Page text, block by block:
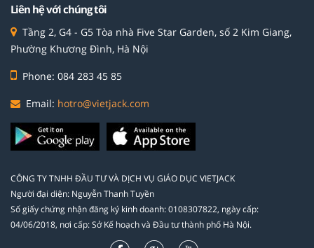
Liên hệ với chúng tôi
Tầng 2, G4 - G5 Tòa nhà Five Star Garden, số 2 Kim Giang,
Phường Khương Đình, Hà Nội
Phone: 084 283 45 85
Email: hotro@vietjack.com
CÔNG TY TNHH ĐẦU TƯ VÀ DỊCH VỤ GIÁO DỤC VIETJACK
Người đại diện: Nguyễn Thanh Tuyền
Số giấy chứng nhận đăng ký kinh doanh: 0108307822, ngày cấp:
04/06/2018, nơi cấp: Sở Kế hoạch và Đầu tư thành phố Hà Nội.